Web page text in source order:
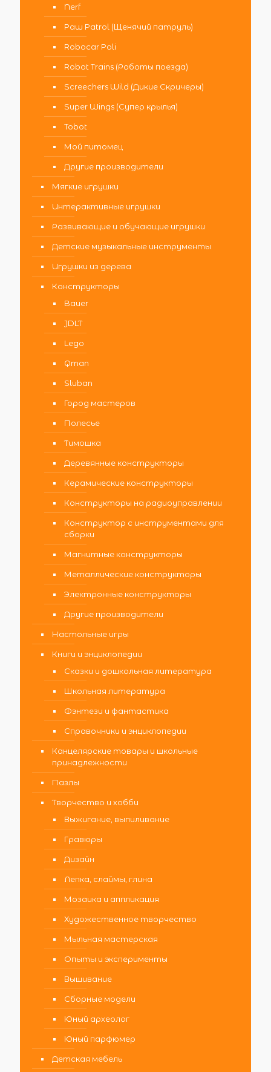
Nerf
Paw Patrol (Щенячий патруль)
Robocar Poli
Robot Trains (Роботы поезда)
Screechers Wild (Дикие Скричеры)
Super Wings (Супер крылья)
Tobot
Мой питомец
Другие производители
Мягкие игрушки
Интерактивные игрушки
Развивающие и обучающие игрушки
Детские музыкальные инструменты
Игрушки из дерева
Конструкторы
Bauer
JDLT
Lego
Qman
Sluban
Город мастеров
Полесье
Тимошка
Деревянные конструкторы
Керамические конструкторы
Конструкторы на радиоуправлении
Конструктор с инструментами для
сборки
Магнитные конструкторы
Металлические конструкторы
Электронные конструкторы
Другие производители
Настольные игры
Книги и энциклопедии
Сказки и дошкольная литература
Школьная литература
Фэнтези и фантастика
Справочники и энциклопедии
Канцелярские товары и школьные
принадлежности
Пазлы
Творчество и хобби
Выжигание, выпиливание
Гравюры
Дизайн
Лепка, слаймы, глина
Мозаика и аппликация
Художественное творчество
Мыльная мастерская
Опыты и эксперименты
Вышивание
Сборные модели
Юный археолог
Юный парфюмер
Детская мебель